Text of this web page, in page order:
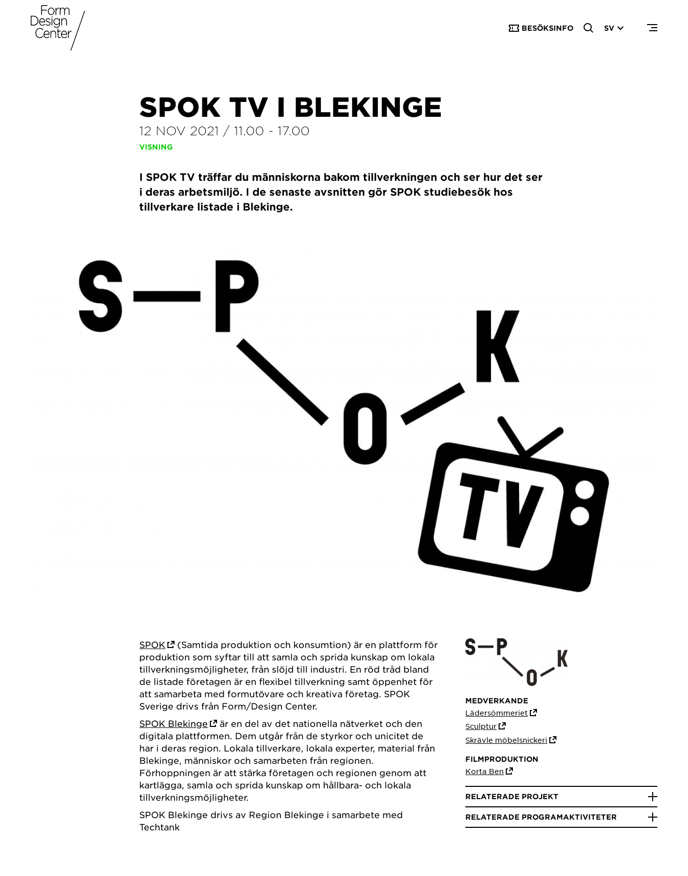
BESÖKSINFO SV
SPOK TV I BLEKINGE
12 NOV 2021 / 11.00 - 17.00
VISNING
I SPOK TV träffar du människorna bakom tillverkningen och ser hur det ser
i deras arbetsmiljö. I de senaste avsnitten gör SPOK studiebesök hos
tillverkare listade i Blekinge.
SPOK
(Samtida produktion och konsumtion) är en plattform för
produktion som syftar till att samla och sprida kunskap om lokala
tillverkningsmöjligheter, från slöjd till industri. En röd tråd bland
de listade företagen är en flexibel tillverkning samt öppenhet för
att samarbeta med formutövare och kreativa företag. SPOK
Sverige drivs från Form/Design Center.
SPOK Blekinge
är en del av det nationella nätverket och den
digitala plattformen. Dem utgår från de styrkor och unicitet de
har i deras region. Lokala tillverkare, lokala experter, material från
Blekinge, människor och samarbeten från regionen.
Förhoppningen är att stärka företagen och regionen genom att
kartlägga, samla och sprida kunskap om hållbara- och lokala
tillverkningsmöjligheter.
SPOK Blekinge drivs av Region Blekinge i samarbete med
Techtank
MEDVERKANDE
Lädersömmeriet
Sculptur
Skrävle möbelsnickeri
FILMPRODUKTION
Korta Ben
RELATERADE PROJEKT
RELATERADE PROGRAMAKTIVITETER